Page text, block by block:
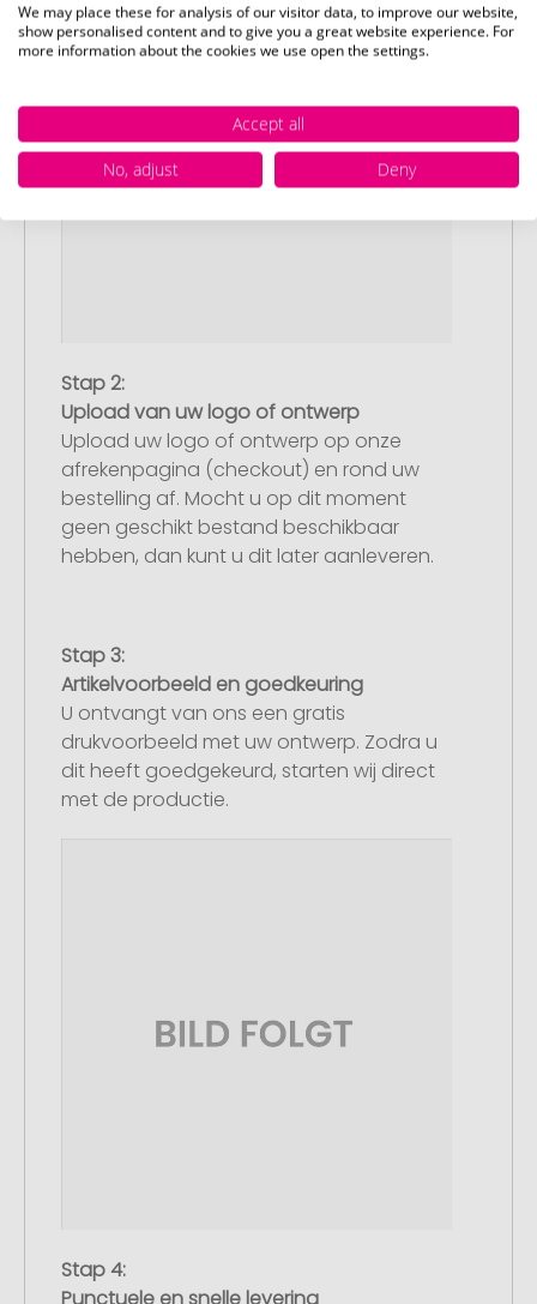
Stap 2:
Upload van uw logo of ontwerp
Upload uw logo of ontwerp op onze
afrekenpagina (checkout) en rond uw
bestelling af. Mocht u op dit moment
geen geschikt bestand beschikbaar
hebben, dan kunt u dit later aanleveren.
Stap 3:
Artikelvoorbeeld en goedkeuring
U ontvangt van ons een gratis
drukvoorbeeld met uw ontwerp. Zodra u
dit heeft goedgekeurd, starten wij direct
met de productie.
Stap 4:
We may place these for analysis of our visitor data, to improve our website,
show personalised content and to give you a great website experience. For
more information about the cookies we use open the settings.
Accept all
No, adjust
Deny